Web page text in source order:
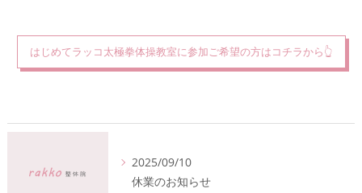
はじめてラッコ太極拳体操教室に参加ご希望の方はコチラから👆
2025/09/10
休業のお知らせ